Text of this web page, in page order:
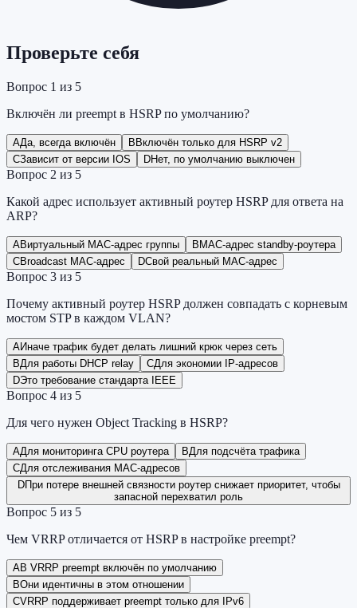
Проверьте себя
Вопрос 1 из 5
Включён ли preempt в HSRP по умолчанию?
AДа, всегда включён B Включён только для HSRP v2
CЗависит от версии IOS DНет, по умолчанию выключен
Вопрос 2 из 5
Какой адрес использует активный роутер HSRP для ответа на
ARP?
AВиртуальный MAC-адрес группы B MAC-адрес standby-роутера
CBroadcast MAC-адрес DСвой реальный MAC-адрес
Вопрос 3 из 5
Почему активный роутер HSRP должен совпадать с корневым
мостом STP в каждом VLAN?
AИначе трафик будет делать лишний крюк через сеть
BДля работы DHCP relay CДля экономии IP-адресов
DЭто требование стандарта IEEE
Вопрос 4 из 5
Для чего нужен Object Tracking в HSRP?
AДля мониторинга CPU роутера BДля подсчёта трафика
CДля отслеживания MAC-адресов
DПри потере внешней связности роутер снижает приоритет, чтобы
запасной перехватил роль
Вопрос 5 из 5
Чем VRRP отличается от HSRP в настройке preempt?
AВ VRRP preempt включён по умолчанию
BОни идентичны в этом отношении
CVRRP поддерживает preempt только для IPv6